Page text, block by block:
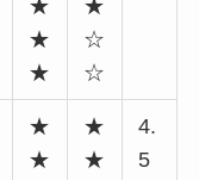
★
★
★
★
☆
☆
★
★
★
★
4.
5